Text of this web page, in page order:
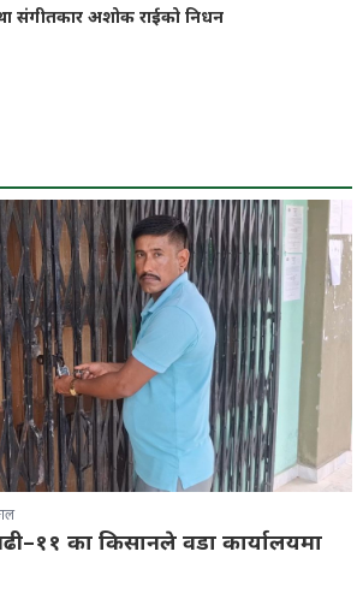
संगीतकार अशोक राईको निधन
का किसानले वडा कार्यालयमा